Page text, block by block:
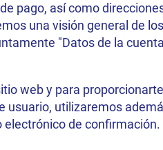
pago, así como
una visión general de
"Datos de la
web y para
usuario, utilizaremos
de